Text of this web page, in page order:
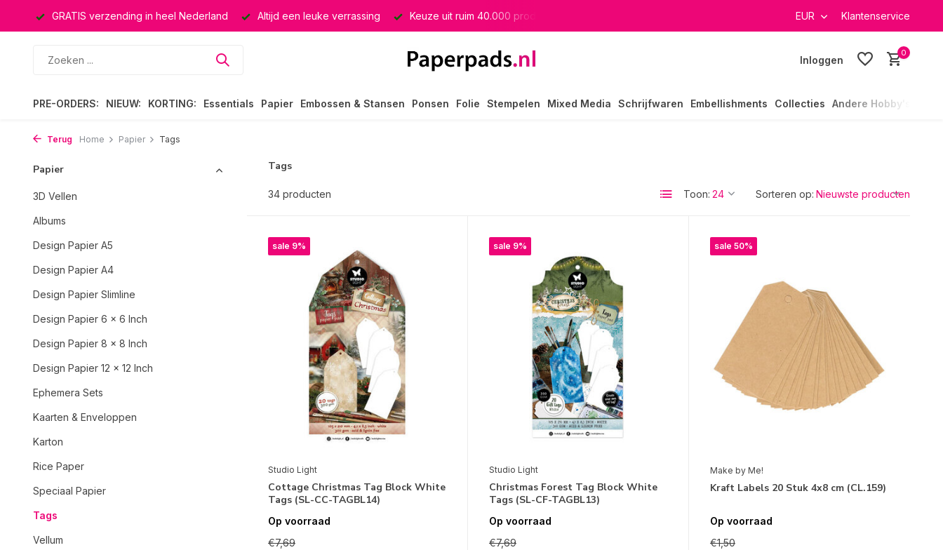
Altijd een leuke verrassing Keuze uit ruim 40.000 producten GRATIS verzending in heel Nederland EUR Klantenservice
Inloggen
0
PRE-ORDERS: NIEUW: KORTING: Essentials Papier Embossen & Stansen Ponsen Folie Stempelen Mixed Media Schrijfwaren Embellishments Collecties Andere Hobby's
Terug Home Papier Tags
Papier
3D Vellen
Albums
Design Papier A5
Design Papier A4
Design Papier Slimline
Design Papier 6 x 6 Inch
Design Papier 8 x 8 Inch
Design Papier 12 x 12 Inch
Ephemera Sets
Kaarten & Enveloppen
Karton
Rice Paper
Speciaal Papier
Tags
Vellum
Tags
34 producten Toon: Sorteren op:
sale 9%
Studio Light
Cottage Christmas Tag Block White
Tags (SL-CC-TAGBL14)
Op voorraad
€7,69
sale 9%
Studio Light
Christmas Forest Tag Block White
Tags (SL-CF-TAGBL13)
Op voorraad
€7,69
sale 50%
Make by Me!
Kraft Labels 20 Stuk 4x8 cm (CL.159)
Op voorraad
€1,50